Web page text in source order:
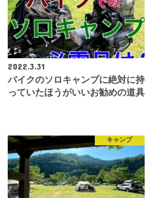
2022.3.31
バイクのソロキャンプに絶対に持
っていたほうがいいお勧めの道具
キャンプ